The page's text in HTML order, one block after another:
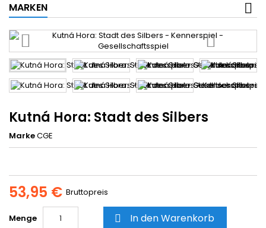
MARKEN
Kutná Hora: Stadt des Silbers
MarkeCGE
53,95 € Bruttopreis
Menge  In den Warenkorb